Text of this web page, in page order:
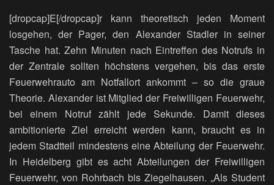
[dropcap]E[/dropcap]r kann theoretisch jeden Moment
losgehen, der Pager, den Alexander Stadler in seiner
Tasche hat. Zehn Minuten nach Eintreffen des Notrufs in
der Zentrale sollten höchstens vergehen, bis das erste
Feuerwehrauto am Notfallort ankommt – so die graue
Theorie. Alexander ist Mitglied der Freiwilligen Feuerwehr,
bei einem Notruf zählt jede Sekunde. Damit dieses
ambitionierte Ziel erreicht werden kann, braucht es in
jedem Stadtteil mindestens eine Abteilung der Feuerwehr.
In Heidelberg gibt es acht Abteilungen der Freiwilligen
Feuerwehr, von Rohrbach bis Ziegelhausen. „Als Student